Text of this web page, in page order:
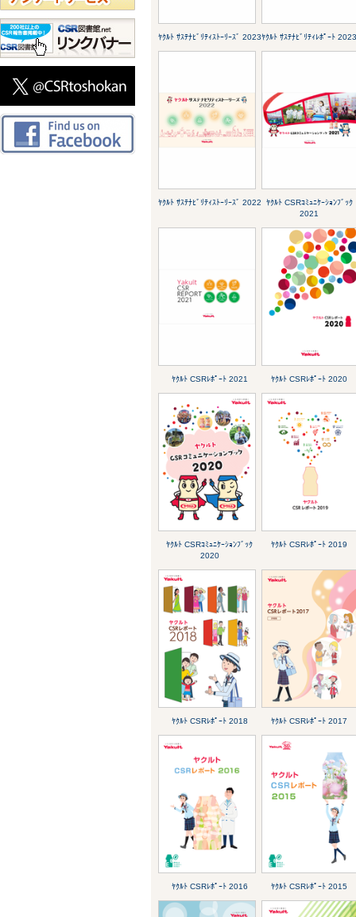
ﾔｸﾙﾄ ｻｽﾃﾅﾋﾞﾘﾃｨｽﾄｰﾘｰｽﾞ 2023ﾔｸﾙﾄ ｻｽﾃﾅﾋﾞﾘﾃｨﾚﾎﾟｰﾄ
ﾔｸﾙﾄ ｻｽﾃﾅﾋﾞﾘﾃｨｽﾄｰﾘｰｽﾞ 2022
ﾔｸﾙﾄ CSRｺﾐｭﾆｹｰｼｮﾝﾌﾞｯｸ
2021
ﾔｸﾙﾄ CSRﾚﾎﾟｰﾄ 2021 ﾔｸﾙﾄ CSRﾚﾎﾟｰﾄ 2020
ﾔｸﾙﾄ CSRｺﾐｭﾆｹｰｼｮﾝﾌﾞｯｸ
2020
ﾔｸﾙﾄ CSRﾚﾎﾟｰﾄ 2019
ﾔｸﾙﾄ CSRﾚﾎﾟｰﾄ 2018 ﾔｸﾙﾄ CSRﾚﾎﾟｰﾄ 2017
ﾔｸﾙﾄ CSRﾚﾎﾟｰﾄ 2016 ﾔｸﾙﾄ CSRﾚﾎﾟｰﾄ 2015